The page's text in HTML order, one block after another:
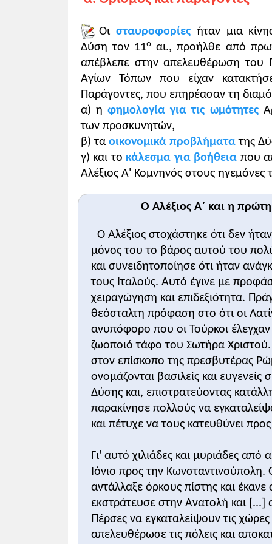
- Ένας χωρικός από τη Δύση εξηγεί σε
1 ώρα
Διδακτικοί στόχοι
1
. Να εκτιμήσουν οι μαθητές τον
2
. Να γνωρίσουν τις συνθήκες
Επισημάνσεις για την πορεία
Η διδασκαλία της ενότητας μπορεί να
Επρόκειτο αρχικά για κίνηση με
συνδυασμό διαφόρων ιδεών αλλά και
Σε συνάρτηση με την α' σταυροφορία
στην Κλερμόν (1095). Από τον ίδιο
ανταποκριθούν στο κάλεσμα του πάπα:
Ο χαρακτήρας των σταυροφοριών
σταυροφορικό πάθος υποχωρούν
εκτροπής της Δ' σταυροφορίας από τον
Δάνδολου, δόγη της Βενετίας και οι
Διάλυση και διανομή των εδαφών του
Σχολιασμός του υποστηρικτικού υλικού
Τοπρώτο παράθεμαπροέρχεται από
Αλέξιος Α' Κομνηνός έναντι των
σταυροφορία εναντίον των Τούρκων.
Κωνσταντινούπολη. Ακολούθως
σταυροφόρων αποκατέστησε τη
Τοδεύτερο παράθεμαπροέρχεται από
δόγη Ερρίκου Δάνδολου, αρχηγού της
και του γιου του Αλέξιου. Οι
υποσχέθηκαν χρήματα, στρατό για τη
Τοεικονογραφικό υλικότης ενότητας
Οι σταυροφορίεςήταν μια
Δύση τον 11ο αι., προήλθε από
απέβλεπε στην απελευθέρωση του
Αγίων Τόπων που είχαν
Παράγοντες, που επηρέασαν τη
α) ηφημολογία για τις ωμότητες
των προσκυνητών,
β) τα οικονομικά προβλήματατης
γ) και το κάλεσμα για βοήθεια που
Αλέξιος Α' Κομνηνός στους ηγεμόνες
Ο Αλέξιος Α΄ και η
Ο Αλέξιος στοχάστηκε ότι δεν
μόνος του το βάρος αυτού του
και συνειδητοποίησε ότι ήταν
τους Ιταλούς. Αυτό έγινε με
χειραγώγηση και επιδεξιότητα.
θεόσταλτη πρόφαση στο ότι οι
ανυπόφορο που οι Τούρκοι
ζωοποιό τάφο του Σωτήρα Χριστού.
στον επίσκοπο της πρεσβυτέρας
ονομάζονται βασιλείς και ευγενείς
Δύσης και, επιστρατεύοντας
παρακίνησε πολλούς να
και πέτυχε να τους κατευθύνει
Γι' αυτό χιλιάδες και μυριάδες από
Ιόνιο προς την Κωνσταντινούπολη.
αντάλλαξε όρκους πίστης και
εκστράτευσε στην Ανατολή και [...]
Πέρσες να εγκαταλείψουν τις
απελευθέρωσε τις πόλεις και